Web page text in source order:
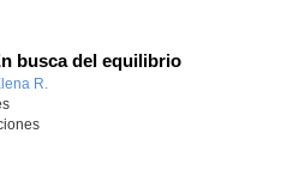
busca del equilibrio
R.